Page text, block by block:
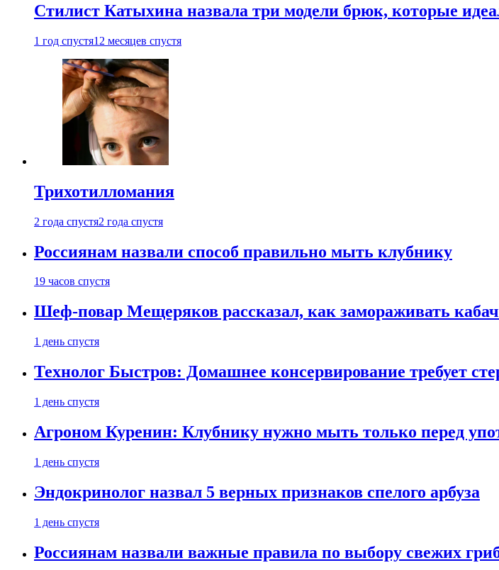
Стилист Катыхина назвала три модели брюк, которые
1 год спустя12 месяцев спустя
Трихотилломания
2 года спустя2 года спустя
Россиянам назвали способ правильно мыть клубнику
19 часов спустя
Шеф-повар Мещеряков рассказал, как замораживать
1 день спустя
Технолог Быстров: Домашнее консервирование требует
1 день спустя
Агроном Куренин: Клубнику нужно мыть только перед
1 день спустя
Эндокринолог назвал 5 верных признаков спелого арбуза
1 день спустя
Россиянам назвали важные правила по выбору свежих